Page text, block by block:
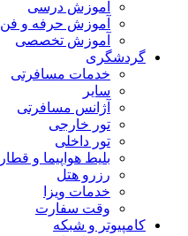
آموزش درسی
آموزش حرفه و فن
آموزش تخصصی
گردشگری
خدمات مسافرتی
سایر
آژانس مسافرتی
تور خارجی
تور داخلی
بلیط هواپیما و قطار
رزرو هتل
خدمات ویزا
وقت سفارت
کامپیوتر و شبکه